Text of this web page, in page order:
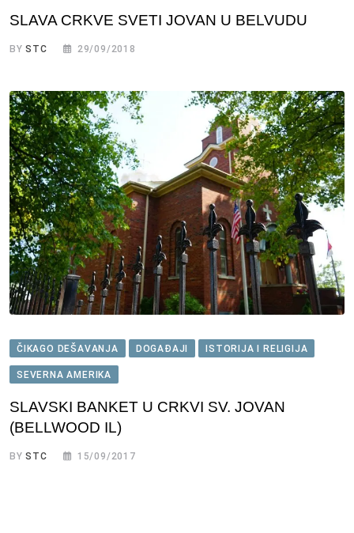
SLAVA CRKVE SVETI JOVAN U BELVUDU
BYSTC 29/09/2018
ČIKAGO DEŠAVANJA DOGAĐAJI ISTORIJA I RELIGIJA
SEVERNA AMERIKA
SLAVSKI BANKET U CRKVI SV. JOVAN
(BELLWOOD IL)
BYSTC 15/09/2017